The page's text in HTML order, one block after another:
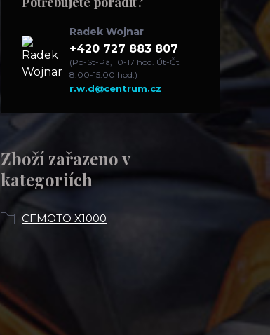
Zboží zařazeno v
kategoriích
CFMOTO X1000
Radek Wojnar
+420 727 883 807
(Po-St-Pá, 10-17 hod. Út-Čt
8.00-15.00 hod.)
r.w.d@centrum.cz